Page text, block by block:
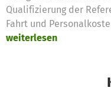
Qualifizierung der
Fahrt und
weiterlesen